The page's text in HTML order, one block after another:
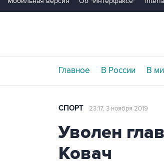
Главное В России В
СПОРТ 23:17, 3 ноября 2019
Уволен
Ковач